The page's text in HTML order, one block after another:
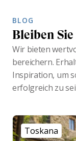
BLOG
Bleiben
Wir bieten
bereichern.
Inspiration, um
erfolgreich zu
Toskana